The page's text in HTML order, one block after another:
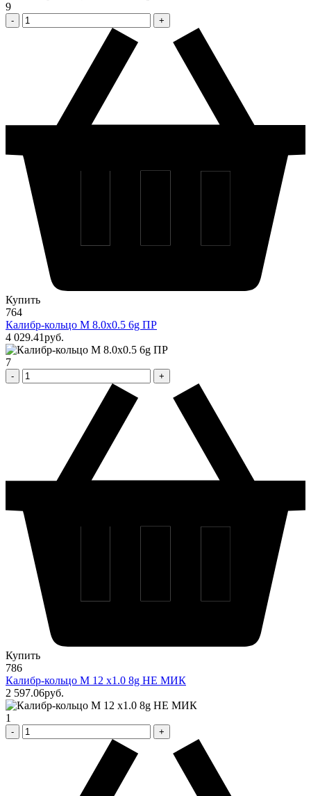
9
Купить
764
Калибр-кольцо М 8.0х0.5 6g ПР
4 029.41pуб.
7
Купить
786
Калибр-кольцо М 12 х1.0 8g НЕ МИК
2 597.06pуб.
1